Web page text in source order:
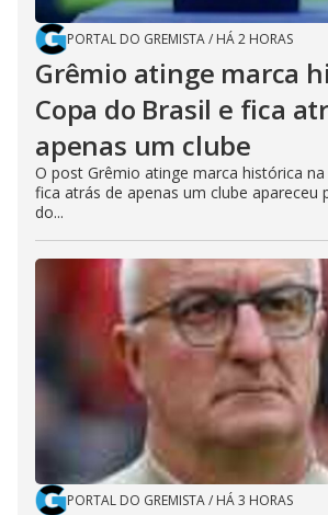
PORTAL DO GREMISTA/ HÁ 2 HORAS
Grêmio atinge marca
Copa do Brasil e fica
apenas um clube
O post Grêmio atinge marca histórica
fica atrás de apenas um clube apareceu
do...
PORTAL DO GREMISTA/ HÁ 3 HORAS